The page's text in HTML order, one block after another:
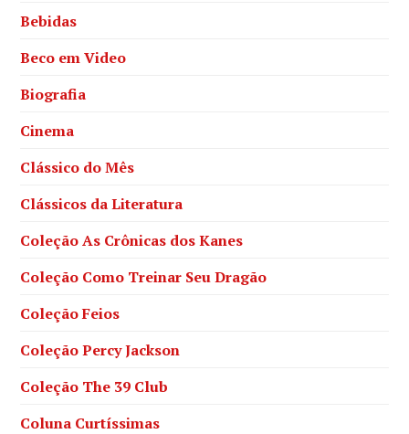
Bebidas
Beco em Video
Biografia
Cinema
Clássico do Mês
Clássicos da Literatura
Coleção As Crônicas dos Kanes
Coleção Como Treinar Seu Dragão
Coleção Feios
Coleção Percy Jackson
Coleção The 39 Club
Coluna Curtíssimas